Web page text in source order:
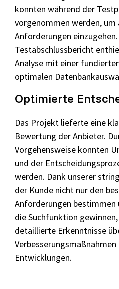
konnten während der
vorgenommen werden, um
Anforderungen
Testabschlussbericht
Analyse mit einer
optimalen
Optimierte
Das Projekt lieferte eine
Bewertung der Anbieter.
Vorgehensweise konnten
und der
werden. Dank unserer
der Kunde nicht nur den
Anforderungen bestimmen
die Suchfunktion
detaillierte Erkenntnisse
Entwicklungen.